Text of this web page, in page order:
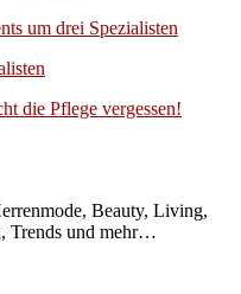
Beauty, Living,
Trends und mehr…